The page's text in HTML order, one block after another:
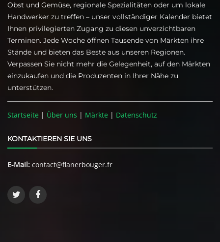
Obst und Gemüse, regionale Spezialitäten oder um lokale
Handwerker zu treffen – unser vollständiger Kalender bietet
Ihnen privilegierten Zugang zu diesen unverzichtbaren
Terminen. Jede Woche öffnen Tausende von Märkten ihre
Stände und bieten das Beste aus unseren Regionen.
Verpassen Sie nicht mehr die Gelegenheit, auf den Märkten
einzukaufen und die Produzenten in Ihrer Nähe zu
unterstützen.
Startseite | Über uns | Märkte | Datenschutz
KONTAKTIEREN SIE UNS
E-Mail: contact@flanerbouger.fr